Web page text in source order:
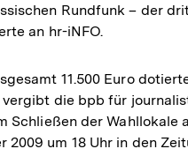
Rundfunk – der
an hr-iNFO.
11.500 Euro
die bpb für
Schließen der Wahllokale
2009 um 18 Uhr in den